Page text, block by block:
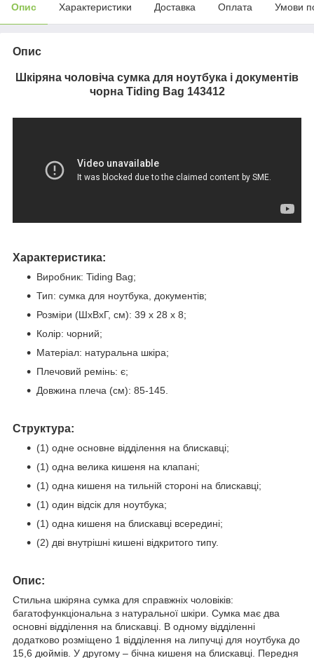
Опис Характеристики Доставка Оплата Умови
Опис
Шкіряна чоловіча сумка для ноутбука і документів
чорна Tiding Bag 143412
Характеристика:
Виробник: Tiding Bag;
Тип: сумка для ноутбука, документів;
Розміри (ШхВхГ, см): 39 х 28 х 8;
Колір: чорний;
Матеріал: натуральна шкіра;
Плечовий ремінь: є;
Довжина плеча (см): 85-145.
Структура:
(1) одне основне відділення на блискавці;
(1) одна велика кишеня на клапані;
(1) одна кишеня на тильній стороні на блискавці;
(1) один відсік для ноутбука;
(1) одна кишеня на блискавці всередині;
(2) дві внутрішні кишені відкритого типу.
Опис:
Стильна шкіряна сумка для справжніх чоловіків:
багатофункціональна з натуральної шкіри. Сумка має два
основні відділення на блискавці. В одному відділенні
додатково розміщено 1 відділення на липучці для ноутбука до
15,6 дюймів. У другому – бічна кишеня на блискавці. Передня